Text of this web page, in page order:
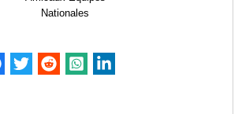
Nationales